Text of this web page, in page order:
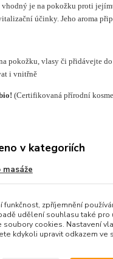
je na pokožku proti
účinky. Jeho aroma
pokožku, vlasy či přidávejte
i vnitřně
(Certifikovaná přírodní
v kategoriích
rostlinné oleje
funkčnost, zpříjemnění
udělení souhlasu také pro
soubory cookies. Nastavení
kdykoli upravit odkazem ve